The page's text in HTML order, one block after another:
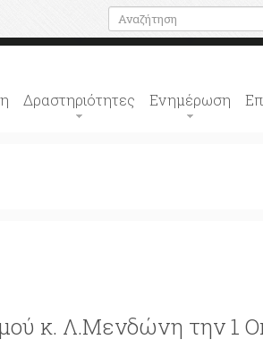
Δραστηριότητες Ενημέρωση
κ. Λ.Μενδώνη την 1